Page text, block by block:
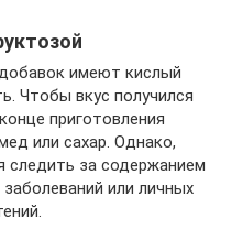
имеют кислый
Чтобы вкус получился
приготовления
или сахар. Однако,
за содержанием
или личных